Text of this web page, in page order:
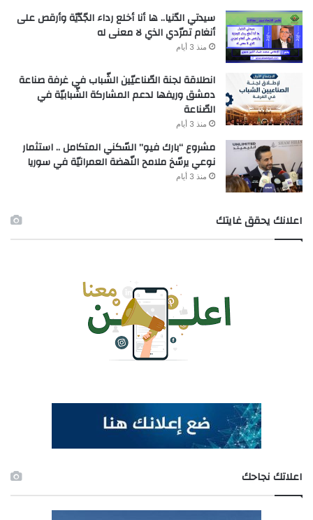
سيدتي الدّنيا.. ها أنا أخلع رداء الجّدّيّة وأرقص على
أنغام تمرّدي الذي لا معنى له
منذ 3 أيام
انطلاقة لجنة الصّناعيّين الشّباب في غرفة صناعة
دمشق وريفها لدعم المشاركة الشّبابيّة في
الصّناعة
منذ 3 أيام
مشروع “بارك فيو” السّكني المتكامل .. استثمار
نوعي يرسّخ ملامح النّهضة العمرانيّة في سوريا
منذ 3 أيام
اعلانك يحقق غايتك
اعلاتك نجاحك